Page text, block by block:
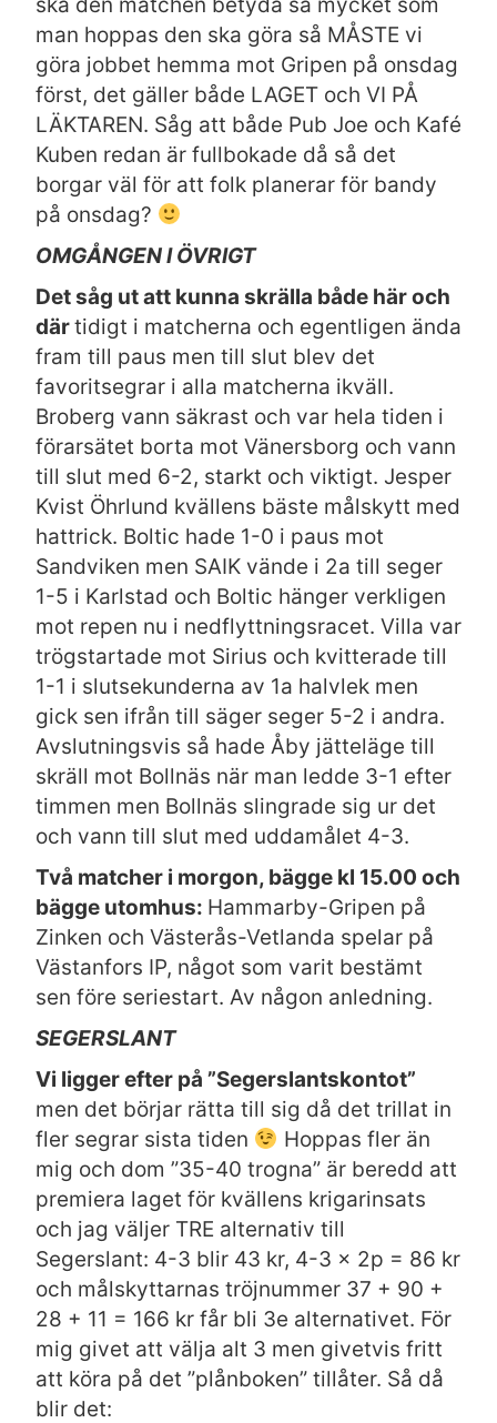
man hoppas den ska göra så MÅSTE vi
göra jobbet hemma mot Gripen på onsdag
först, det gäller både LAGET och VI PÅ
LÄKTAREN. Såg att både Pub Joe och Kafé
Kuben redan är fullbokade då så det
borgar väl för att folk planerar för bandy
på onsdag?
OMGÅNGEN I ÖVRIGT
Det såg ut att kunna skrälla både här och
därtidigt i matcherna och egentligen ända
fram till paus men till slut blev det
favoritsegrar i alla matcherna ikväll.
Broberg vann säkrast och var hela tiden i
förarsätet borta mot Vänersborg och vann
till slut med 6-2, starkt och viktigt. Jesper
Kvist Öhrlund kvällens bäste målskytt med
hattrick. Boltic hade 1-0 i paus mot
Sandviken men SAIK vände i 2a till seger
1-5 i Karlstad och Boltic hänger verkligen
mot repen nu i nedflyttningsracet. Villa var
trögstartade mot Sirius och kvitterade till
1-1 i slutsekunderna av 1a halvlek men
gick sen ifrån till säger seger 5-2 i andra.
Avslutningsvis så hade Åby jätteläge till
skräll mot Bollnäs när man ledde 3-1 efter
timmen men Bollnäs slingrade sig ur det
och vann till slut med uddamålet 4-3.
Två matcher i morgon, bägge kl 15.00 och
bägge utomhus: Hammarby-Gripen på
Zinken och Västerås-Vetlanda spelar på
Västanfors IP, något som varit bestämt
sen före seriestart. Av någon anledning.
SEGERSLANT
Vi ligger efter på ”Segerslantskontot”
men det börjar rätta till sig då det trillat in
fler segrar sista tiden
Hoppas fler än
mig och dom ”35-40 trogna” är beredd att
premiera laget för kvällens krigarinsats
och jag väljer TRE alternativ till
Segerslant: 4-3 blir 43 kr, 4-3 x 2p = 86 kr
och målskyttarnas tröjnummer 37 + 90 +
28 + 11 = 166 kr får bli 3e alternativet. För
mig givet att välja alt 3 men givetvis fritt
att köra på det ”plånboken” tillåter. Så då
blir det: